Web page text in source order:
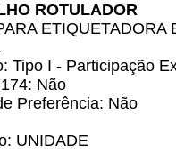
ROTULADOR
Tipo I - Participação
Não
Preferência: Não
UNIDADE